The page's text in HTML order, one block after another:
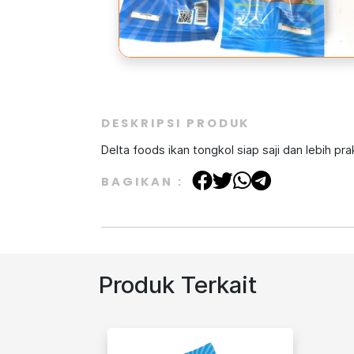
DESKRIPSI PRODUK
Delta foods ikan tongkol siap saji dan lebih
BAGIKAN :
Produk Terkait